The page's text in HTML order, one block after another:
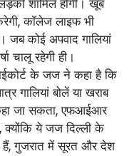
शामिल होगी। खूब
काॅलेज लाइफ भी
जब कोई अपवाद गालियां
चालू रहेगी ही।
के जज ने कहा है कि
गालियां बोलें या खराब
जा सकता, एफआईआर
क्योंकि ये जज दिल्ली के
हैं, गुजरात में सूरत और देश